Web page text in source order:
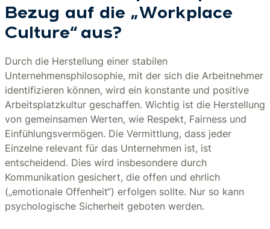
Bezug auf die „Workplace
Culture“ aus?
Durch die Herstellung einer stabilen
Unternehmensphilosophie, mit der sich die Arbeitnehmer
identifizieren können, wird ein konstante und positive
Arbeitsplatzkultur geschaffen. Wichtig ist die Herstellung
von gemeinsamen Werten, wie Respekt, Fairness und
Einfühlungsvermögen. Die Vermittlung, dass jeder
Einzelne relevant für das Unternehmen ist, ist
entscheidend. Dies wird insbesondere durch
Kommunikation gesichert, die offen und ehrlich
(„emotionale Offenheit“) erfolgen sollte. Nur so kann
psychologische Sicherheit geboten werden.